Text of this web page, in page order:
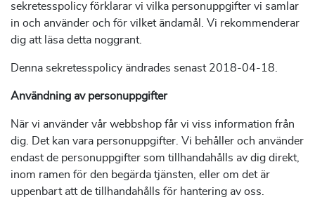
sekretesspolicy förklarar vi vilka personuppgifter vi samlar
in och använder och för vilket ändamål. Vi rekommenderar
dig att läsa detta noggrant.
Denna sekretesspolicy ändrades senast 2018-04-18.
Användning av personuppgifter
När vi använder vår webbshop får vi viss information från
dig. Det kan vara personuppgifter. Vi behåller och använder
endast de personuppgifter som tillhandahålls av dig direkt,
inom ramen för den begärda tjänsten, eller om det är
uppenbart att de tillhandahålls för hantering av oss.